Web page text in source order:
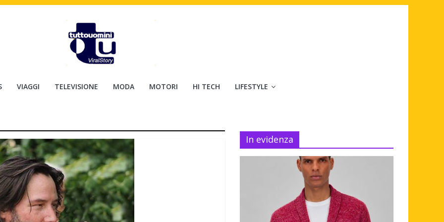
VIAGGI TELEVISIONE MODA MOTORI HI TECH LIFESTYLE
In evidenza